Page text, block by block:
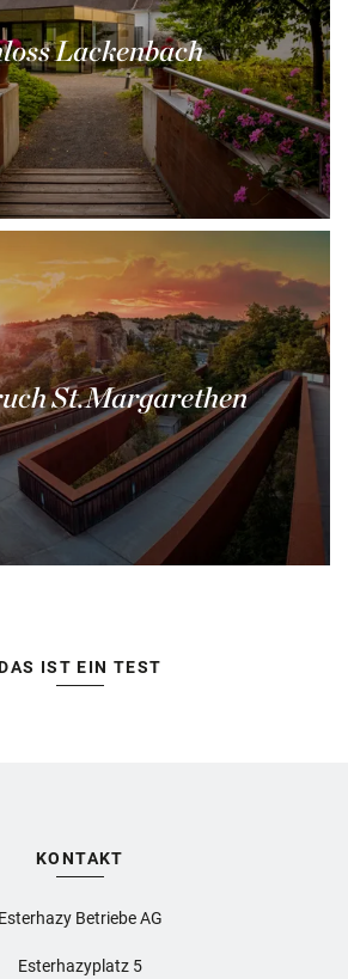
Lackenbach
St.Margarethen
IST EIN TEST
KONTAKT
Esterhazy Betriebe AG
Esterhazyplatz 5